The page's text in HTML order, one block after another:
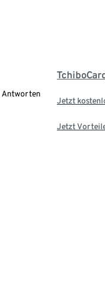
Antworten
Jetzt
Jetzt